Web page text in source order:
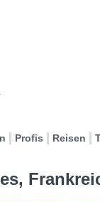
Profis Reisen